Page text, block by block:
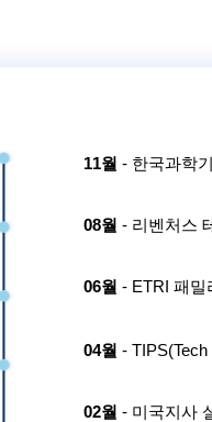
11월 - 한국과학
08월 - 리벤처스
06월 - ETRI 패밀
04월 -
02월 - 미국지사